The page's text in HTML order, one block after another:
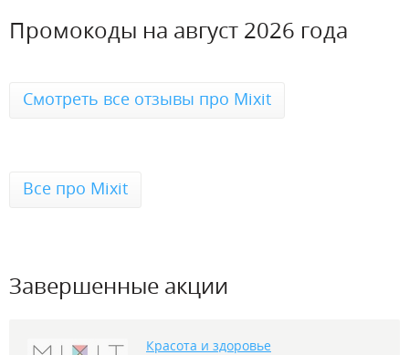
Промокоды на август 2026 года
Смотреть все отзывы про Mixit
Все про Mixit
Завершенные акции
Красота и здоровье